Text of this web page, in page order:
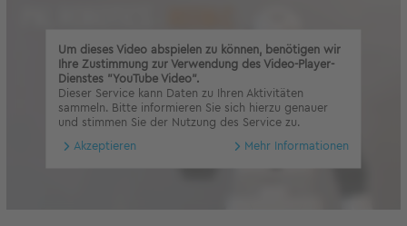
Um dieses Video abspielen zu können, benötigen wir
Ihre Zustimmung zur Verwendung des Video-Player-
Dienstes "YouTube Video".
Dieser Service kann Daten zu Ihren Aktivitäten
sammeln. Bitte informieren Sie sich hierzu genauer
und stimmen Sie der Nutzung des Service zu.
Akzeptieren Mehr Informationen